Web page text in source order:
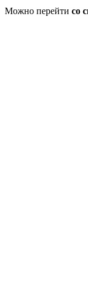
Можно перейти со